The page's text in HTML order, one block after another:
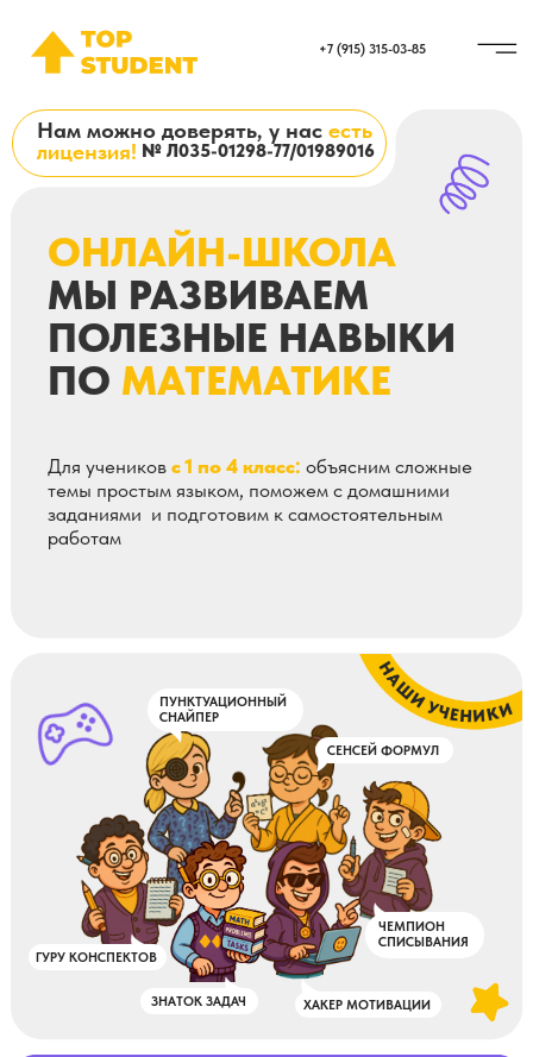
МЫ РАЗВИВАЕМ
ПОЛЕЗНЫЕ НАВЫКИ
ПОМАТЕМАТИКЕ
Начать обучение
Для учениковс 1 по 4 класс:объясним сложные
темы простым языком, поможем с домашними
Нам можно доверять, у насесть
лицензия!
ГУРУ КОНСПЕКТОВ
ЗНАТОК ЗАДАЧ ХАКЕР МОТИВАЦИИ
ЧЕМПИОН
СПИСЫВАНИЯ